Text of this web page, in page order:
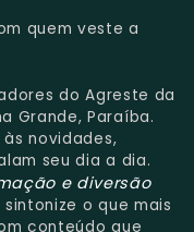
quem veste a
do Agreste da
Grande, Paraíba.
novidades,
seu dia a dia.
e diversão
o que mais
conteúdo que